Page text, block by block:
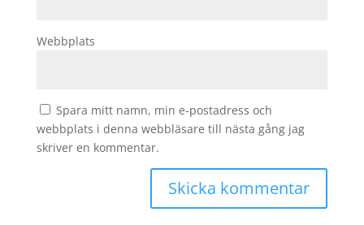
Webbplats
Spara mitt namn, min e-postadress och
webbplats i denna webbläsare till nästa gång jag
skriver en kommentar.